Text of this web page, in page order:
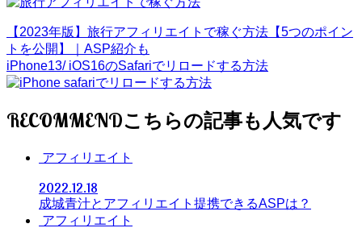
【2023年版】旅行アフィリエイトで稼ぐ方法【5つのポイン
トを公開】｜ASP紹介も
iPhone13/ iOS16のSafariでリロードする方法
RECOMMEND
アフィリエイト
2022.12.18
成城青汁とアフィリエイト提携できるASPは？
アフィリエイト